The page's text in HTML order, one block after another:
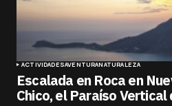
ACTIVIDADESAVENTURANATURALEZA
Escalada en Roca en
Chico, el Paraíso Vertical